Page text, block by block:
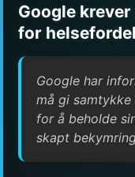
Google
for
Google har
må gi
for å beholde
skapt